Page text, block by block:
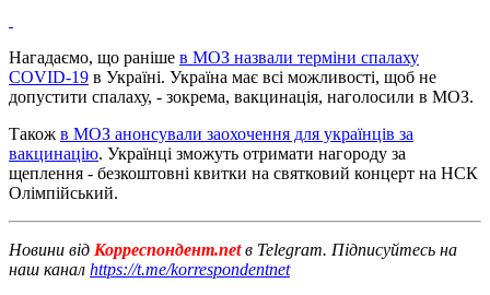
Нагадаємо, що раніше в МОЗ назвали терміни спалаху
COVID-19 в Україні. Україна має всі можливості, щоб не
допустити спалаху, - зокрема, вакцинація, наголосили в МОЗ.
Також в МОЗ анонсували заохочення для українців за
вакцинацію. Українці зможуть отримати нагороду за
щеплення - безкоштовні квитки на святковий концерт на НСК
Олімпійський.
Новини від Корреспондент.netв Telegram. Підписуйтесь на
наш канал https://t.me/korrespondentnet